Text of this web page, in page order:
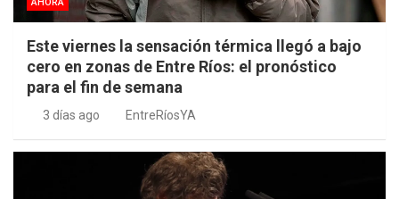
AHORA
Este viernes la sensación térmica llegó a bajo
cero en zonas de Entre Ríos: el pronóstico
para el fin de semana
3 días ago EntreRíosYA